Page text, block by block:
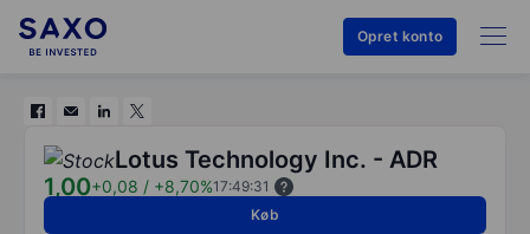
Opret konto
Lotus Technology Inc. - ADR
1,00+0,08 / +8,70%17:49:31
Køb